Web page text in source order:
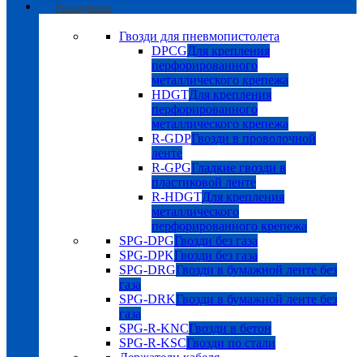
Расходники
Гвозди для пневмопистолета
DPCGДля крепления
перфорированного
металлического крепежа
HDGTДля крепления
перфорированного
металлического крепежа
R-GDPГвозди в проволочной
ленте
R-GPGГладкие гвозди в
пластиковой ленте
R-HDGTДля крепления
металлического
перфорированного крепежа
SPG-DPGГвозди без газа
SPG-DPKГвозди без газа
SPG-DRGГвозди в бумажной ленте без
газа
SPG-DRKГвозди в бумажной ленте без
газа
SPG-R-KNCГвозди в бетон
SPG-R-KSCГвозди по стали